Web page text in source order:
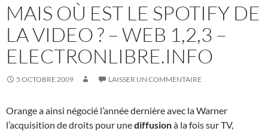
MAIS OÙ EST LE SPOTIFY DE
LA VIDEO ? – WEB 1,2,3 –
ELECTRONLIBRE.INFO
5 OCTOBRE 2009 LAISSER UN COMMENTAIRE
Orange a ainsi négocié l’année dernière avec la Warner
l’acquisition de droits pour unediffusionà la fois sur TV,